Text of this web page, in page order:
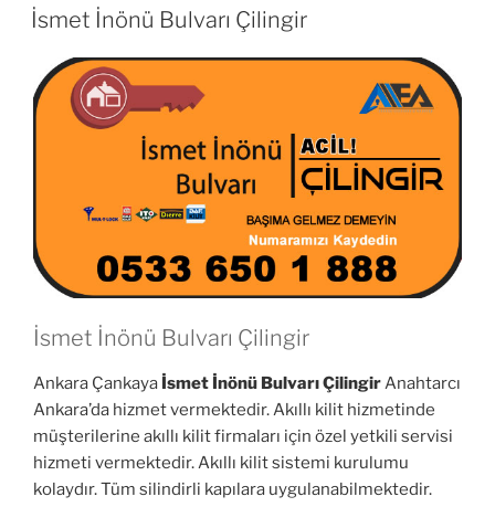
TARIHI
İsmet İnönü Bulvarı Çilingir
İsmet İnönü Bulvarı Çilingir
Ankara Çankaya İsmet İnönü Bulvarı ÇilingirAnahtarcı
Ankara’da hizmet vermektedir. Akıllı kilit hizmetinde
müşterilerine akıllı kilit firmaları için özel yetkili servisi
hizmeti vermektedir. Akıllı kilit sistemi kurulumu
kolaydır. Tüm silindirli kapılara uygulanabilmektedir.